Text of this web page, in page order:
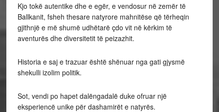
Kjo tokë autentike dhe e egër, e vendosur në zemër të
Ballkanit, fsheh thesare natyrore mahnitëse që tërheqin
gjithnjë e më shumë udhëtarë çdo vit në kërkim të
aventurës dhe diversitetit të peizazhit.
Historia e saj e trazuar është shënuar nga gati gjysmë
shekulli izolim politik.
Sot, vendi po hapet dalëngadalë duke ofruar një
eksperiencë unike për dashamirët e natyrës.